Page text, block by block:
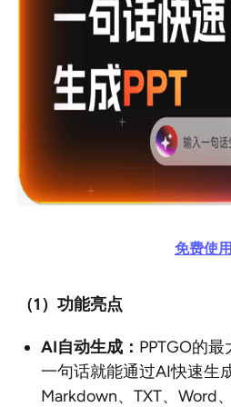
免费使用
（1）功能亮点
AI自动生成： PPTGO的
一句话就能通过AI快速生
Markdown、TXT、Word